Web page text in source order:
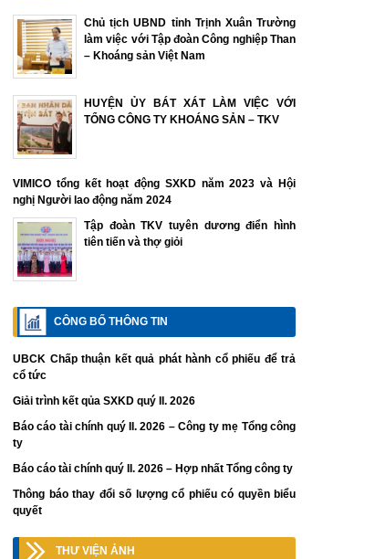
Chủ tịch UBND tỉnh Trịnh Xuân Trường
làm việc với Tập đoàn Công nghiệp Than
– Khoáng sản Việt Nam
HUYỆN ỦY BÁT XÁT LÀM VIỆC VỚI
TỔNG CÔNG TY KHOÁNG SẢN – TKV
VIMICO tổng kết hoạt động SXKD năm 2023 và Hội
nghị Người lao động năm 2024
Tập đoàn TKV tuyên dương điển hình
tiên tiến và thợ giỏi
CÔNG BỐ THÔNG TIN
UBCK Chấp thuận kết quả phát hành cổ phiếu để trả
cổ tức
Giải trình kết qủa SXKD quý II. 2026
Báo cáo tài chính quý II. 2026 – Công ty mẹ Tổng công
ty
Báo cáo tài chính quý II. 2026 – Hợp nhất Tổng công ty
Thông báo thay đổi số lượng cổ phiếu có quyền biểu
quyết
THƯ VIỆN ẢNH